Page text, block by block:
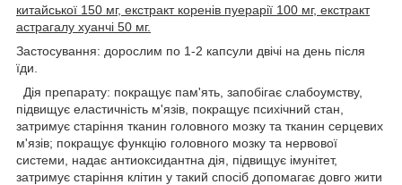
китайської 150 мг, екстракт коренів пуерарії 100 мг, екстракт
астрагалу хуанчі 50 мг.
Застосування: дорослим по 1-2 капсули двічі на день після
їди.
Дія препарату: покращує пам'ять, запобігає слабоумству,
підвищує еластичність м'язів, покращує психічний стан,
затримує старіння тканин головного мозку та тканин серцевих
м'язів; покращує функцію головного мозку та нервової
системи, надає антиоксидантна дія, підвищує імунітет,
затримує старіння клітин у такий спосіб допомагає довго жити